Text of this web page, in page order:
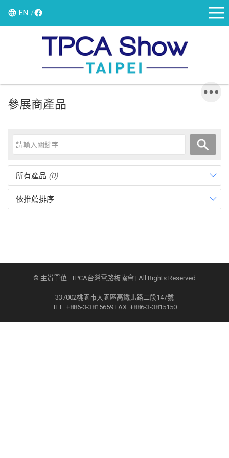
EN
參展商產品
所有產品 (0)
依推薦排序
© 主辦單位 : TPCA台灣電路板協會 | All Rights Reserved
337002桃園市大園區高鐵北路二段147號
TEL: +886-3-3815659 FAX: +886-3-3815150